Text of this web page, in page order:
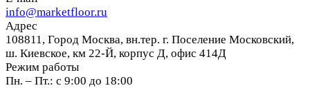
info@marketfloor.ru
Адрес
108811, Город Москва, вн.тер. г. Поселение Московский,
ш. Киевское, км 22-Й, корпус Д, офис 414Д
Режим работы
Пн. – Пт.: с 9:00 до 18:00